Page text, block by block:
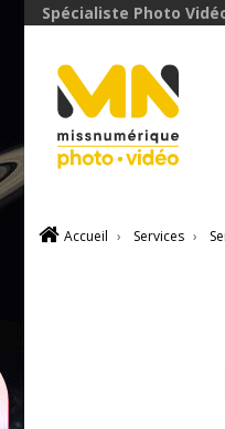
Spécialiste Photo
Accueil › Services ›